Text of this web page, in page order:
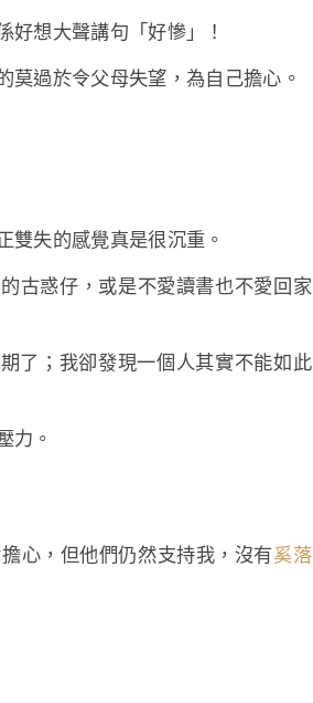
想大聲講句「好慘」！
過於令父母失望，為自己擔心。
雙失的感覺真是很沉重。
古惑仔，或是不愛讀書也不愛回家
了；我卻發現一個人其實不能如此
力。
心，但他們仍然支持我，沒有奚落